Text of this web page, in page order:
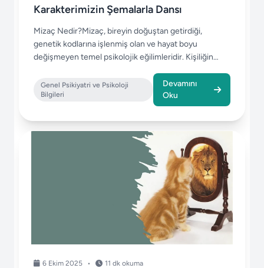
Karakterimizin Şemalarla Dansı
Mizaç Nedir?Mizaç, bireyin doğuştan getirdiği,
genetik kodlarına işlenmiş olan ve hayat boyu
değişmeyen temel psikolojik eğilimleridir. Kişiliğin
Genel Psikiyatri ve Psikoloji
Bilgileri
Devamını
Oku
6 Ekim 2025 • 11 dk okuma